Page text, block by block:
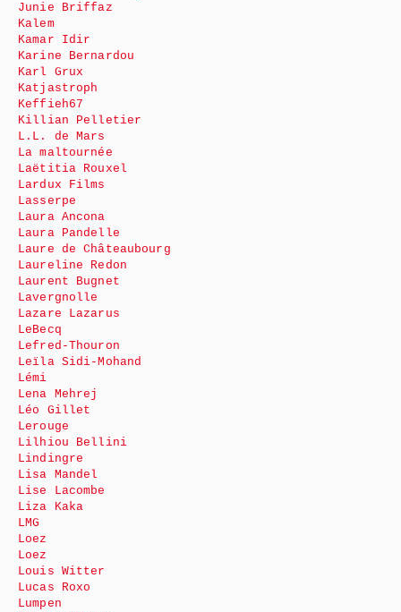
Junie Briffaz
Kalem
Kamar Idir
Karine Bernardou
Karl Grux
Katjastroph
Keffieh67
Killian Pelletier
L.L. de Mars
La maltournée
Laëtitia Rouxel
Lardux Films
Lasserpe
Laura Ancona
Laura Pandelle
Laure de Châteaubourg
Laureline Redon
Laurent Bugnet
Lavergnolle
Lazare Lazarus
LeBecq
Lefred-Thouron
Leïla Sidi-Mohand
Lémi
Lena Mehrej
Léo Gillet
Lerouge
Lilhiou Bellini
Lindingre
Lisa Mandel
Lise Lacombe
Liza Kaka
LMG
Loez
Loez
Louis Witter
Lucas Roxo
Lumpen